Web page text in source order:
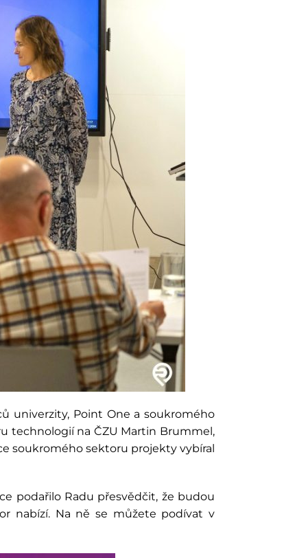
univerzity, Point One a soukromého
technologií na ČZU Martin Brummel,
soukromého sektoru projekty vybíral
podařilo Radu přesvědčit, že budou
nabízí. Na ně se můžete podívat v